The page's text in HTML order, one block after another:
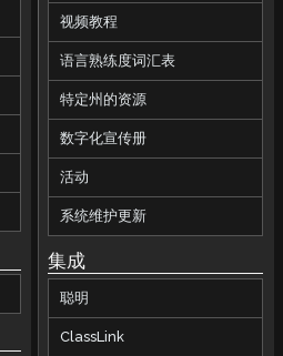
视频教程
语言熟练度词汇表
特定州的资源
数字化宣传册
活动
系统维护更新
集成
聪明
ClassLink